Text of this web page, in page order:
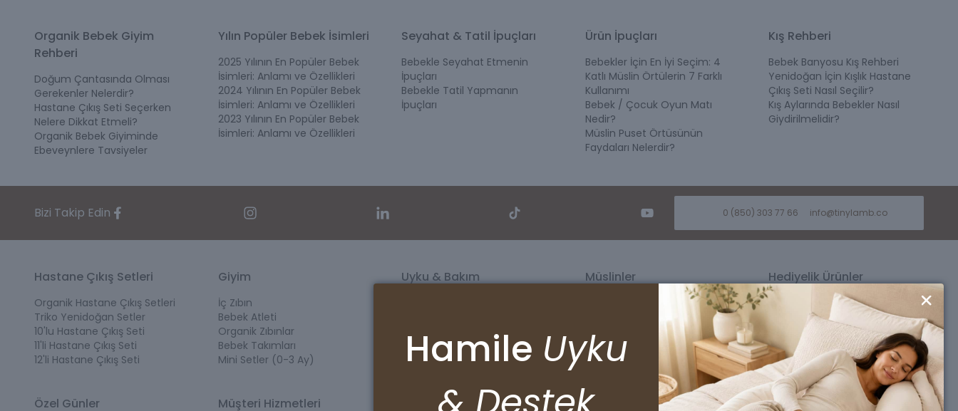
Organik Bebek Giyim
Rehberi
Doğum Çantasında Olması
Gerekenler Nelerdir?
Hastane Çıkış Seti Seçerken
Nelere Dikkat Etmeli?
Organik Bebek Giyiminde
Ebeveynlere Tavsiyeler
Yılın Popüler Bebek İsimleri
2025 Yılının En Popüler Bebek
İsimleri: Anlamı ve Özellikleri
2024 Yılının En Popüler Bebek
İsimleri: Anlamı ve Özellikleri
2023 Yılının En Popüler Bebek
İsimleri: Anlamı ve Özellikleri
Seyahat & Tatil İpuçları
Bebekle Seyahat Etmenin
İpuçları
Bebekle Tatil Yapmanın
İpuçları
Ürün İpuçları
Bebekler İçin En İyi Seçim: 4
Katlı Müslin Örtülerin 7 Farklı
Kullanımı
Bebek / Çocuk Oyun Matı
Nedir?
Müslin Puset Örtüsünün
Faydaları Nelerdir?
Kış Rehberi
Bebek Banyosu Kış Rehberi
Yenidoğan İçin Kışlık Hastane
Çıkış Seti Nasıl Seçilir?
Kış Aylarında Bebekler Nasıl
Giydirilmelidir?
Bizi Takip Edin 0 (850) 303 77 66 info@tinylamb.co
Hastane Çıkış Setleri
Organik Hastane Çıkış Setleri
Triko Yenidoğan Setler
10'lu Hastane Çıkış Seti
11'li Hastane Çıkış Seti
12'li Hastane Çıkış Seti
Giyim
İç Zıbın
Bebek Atleti
Organik Zıbınlar
Bebek Takımları
Mini Setler (0-3 Ay)
Uyku & Bakım
Alt Değiştirme Seti
Göğüs Pedi & Ağız Bezi Seti
Müslinler
Beslenme Seti
Emzirme Önlüğü
Hediyelik Ürünler
Kız Bebek Hediyesi
Erkek Bebek Hediyesi
Premium Bebek Hediyesi
Ahşap Oyuncak Bebek Beşikleri
Özel Günler Müşteri Hizmetleri Sözleşmeler Kurumsal
Hamile Uyku